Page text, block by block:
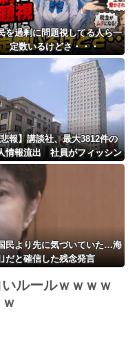
を過剰に問題視してる人ら一
定数いるけどさ・・・
報】講談社、最大3812件の
情報流出 社員がフィッシン
ールに騙されるｗｗｗｗｗｗ
民より先に気づいていた…海
だと確信した残念発言
ルールｗｗｗｗ